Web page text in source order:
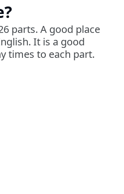
parts. A good place
It is a good
times to each part.